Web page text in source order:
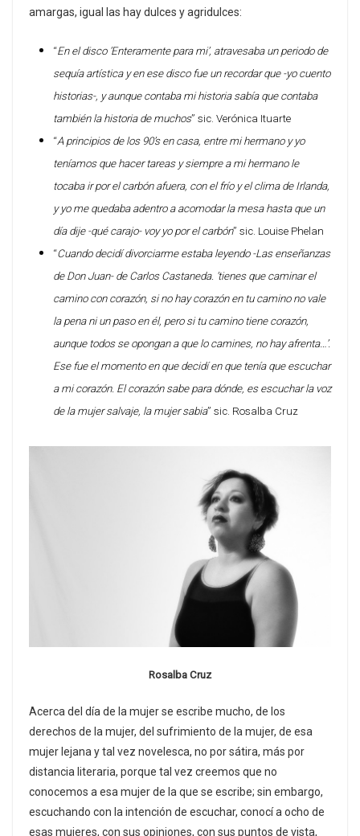
amargas, igual las hay dulces y agridulces:
“En el disco ‘Enteramente para mi’, atravesaba un periodo de
sequía artística y en ese disco fue un recordar que -yo cuento
historias-, y aunque contaba mi historia sabía que contaba
también la historia de muchos” sic. Verónica Ituarte
“A principios de los 90’s en casa, entre mi hermano y yo
teníamos que hacer tareas y siempre a mi hermano le
tocaba ir por el carbón afuera, con el frío y el clima de Irlanda,
y yo me quedaba adentro a acomodar la mesa hasta que un
día dije -qué carajo- voy yo por el carbón” sic. Louise Phelan
“Cuando decidí divorciarme estaba leyendo -Las enseñanzas
de Don Juan- de Carlos Castaneda. ‘tienes que caminar el
camino con corazón, si no hay corazón en tu camino no vale
la pena ni un paso en él, pero si tu camino tiene corazón,
aunque todos se opongan a que lo camines, no hay afrenta…’.
Ese fue el momento en que decidí en que tenía que escuchar
a mi corazón. El corazón sabe para dónde, es escuchar la voz
de la mujer salvaje, la mujer sabia” sic. Rosalba Cruz
Rosalba Cruz
Acerca del día de la mujer se escribe mucho, de los
derechos de la mujer, del sufrimiento de la mujer, de esa
mujer lejana y tal vez novelesca, no por sátira, más por
distancia literaria, porque tal vez creemos que no
conocemos a esa mujer de la que se escribe; sin embargo,
escuchando con la intención de escuchar, conocí a ocho de
esas mujeres, con sus opiniones, con sus puntos de vista,